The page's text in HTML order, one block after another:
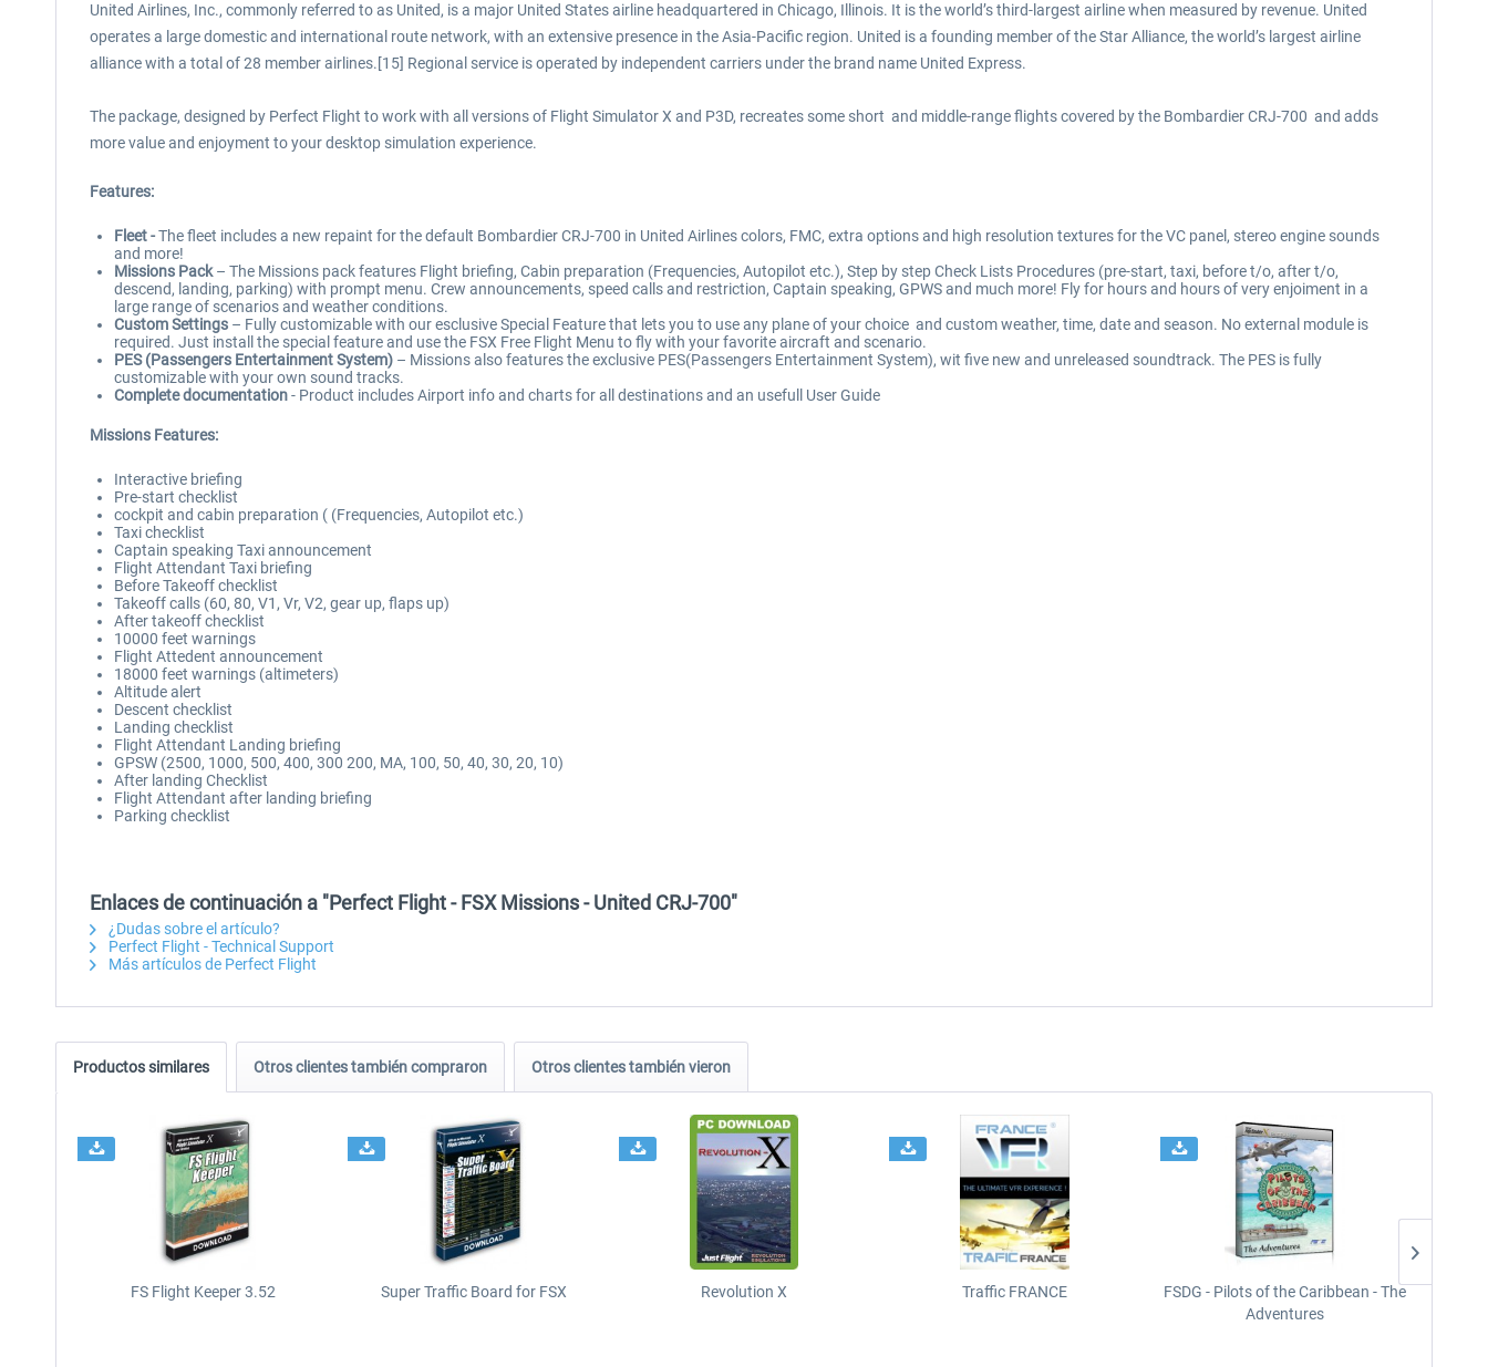
United Airlines, Inc., commonly referred to as United, is a major United States airline headquartered in Chicago, Illinois. It is the world’s third-largest airline when measured by revenue. United
operates a large domestic and international route network, with an extensive presence in the Asia-Pacific region. United is a founding member of the Star Alliance, the world’s largest airline
alliance with a total of 28 member airlines.[15] Regional service is operated by independent carriers under the brand name United Express.
The package, designed by Perfect Flight to work with all versions of Flight Simulator X and P3D, recreates some short and middle-range flights covered by the Bombardier CRJ-700 and adds
more value and enjoyment to your desktop simulation experience.
Features:
Fleet -The fleet includes a new repaint for the default Bombardier CRJ-700 in United Airlines colors, FMC, extra options and high resolution textures for the VC panel, stereo engine sounds
and more!
Missions Pack– The Missions pack features Flight briefing, Cabin preparation (Frequencies, Autopilot etc.), Step by step Check Lists Procedures (pre-start, taxi, before t/o, after t/o,
descend, landing, parking) with prompt menu. Crew announcements, speed calls and restriction, Captain speaking, GPWS and much more! Fly for hours and hours of very enjoiment in a
large range of scenarios and weather conditions.
Custom Settings – Fully customizable with our esclusive Special Feature that lets you to use any plane of your choice and custom weather, time, date and season. No external module is
required. Just install the special feature and use the FSX Free Flight Menu to fly with your favorite aircraft and scenario.
PES (Passengers Entertainment System) – Missions also features the exclusive PES(Passengers Entertainment System), wit five new and unreleased soundtrack. The PES is fully
customizable with your own sound tracks.
Complete documentation- Product includes Airport info and charts for all destinations and an usefull User Guide
Missions Features:
Interactive briefing
Pre-start checklist
cockpit and cabin preparation ( (Frequencies, Autopilot etc.)
Taxi checklist
Captain speaking Taxi announcement
Flight Attendant Taxi briefing
Before Takeoff checklist
Takeoff calls (60, 80, V1, Vr, V2, gear up, flaps up)
After takeoff checklist
10000 feet warnings
Flight Attedent announcement
18000 feet warnings (altimeters)
Altitude alert
Descent checklist
Landing checklist
Flight Attendant Landing briefing
GPSW (2500, 1000, 500, 400, 300 200, MA, 100, 50, 40, 30, 20, 10)
After landing Checklist
Flight Attendant after landing briefing
Parking checklist
Enlaces de continuación a "Perfect Flight - FSX Missions - United CRJ-700"
¿Dudas sobre el artículo?
Perfect Flight - Technical Support
Más artículos de Perfect Flight
Productos similares Otros clientes también compraron Otros clientes también vieron
FS Flight Keeper 3.52 Super Traffic Board for FSX Revolution X Traffic FRANCE
FSDG - Pilots of the Caribbean - The
Adventures